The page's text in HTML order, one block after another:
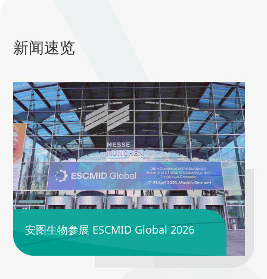
新闻速览
安图生物参展 ESCMID Global 2026